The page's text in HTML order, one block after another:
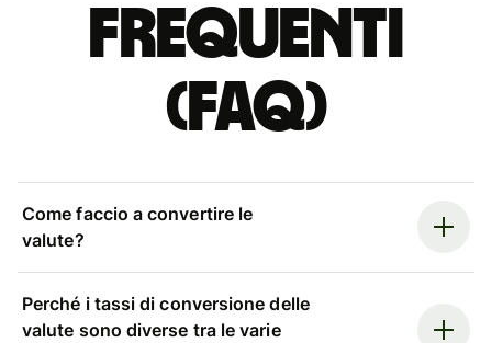
Frequenti
(FAQ)
Come faccio a convertire le
valute?
Perché i tassi di conversione delle
valute sono diverse tra le varie